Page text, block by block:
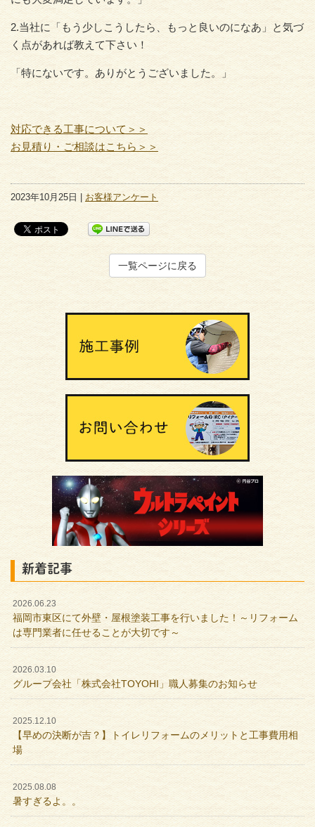
2.当社に「もう少しこうしたら、もっと良いのになあ」と気づ
く点があれば教えて下さい！
「特にないです。ありがとうございました。」
対応できる工事について＞＞
お見積り・ご相談はこちら＞＞
2023年10月25日 | お客様アンケート
一覧ページに戻る
新着記事
2026.06.23
福岡市東区にて外壁・屋根塗装工事を行いました！～リフォーム
は専門業者に任せることが大切です～
2026.03.10
グループ会社「株式会社TOYOHI」職人募集のお知らせ
2025.12.10
【早めの決断が吉？】トイレリフォームのメリットと工事費用相
場
2025.08.08
暑すぎるよ。。